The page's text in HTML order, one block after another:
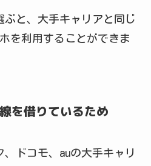
ぶと、大手キャリアと同じ
を利用することができま
を借りているため
、ドコモ、auの大手キャリ